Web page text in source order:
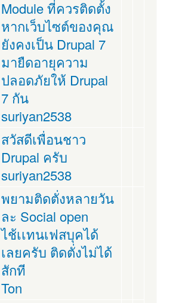
Module ที่ควรติดตั้ง
หากเว็บไซต์ของคุณ
ยังคงเป็น Drupal 7
มายืดอายุความ
ปลอดภัยให้ Drupal
7 กัน
suriyan2538
สวัสดีเพื่อนชาว
Drupal ครับ
suriyan2538
พยามติดตั่งหลายวัน
ละ Social open
ไช้เเทนเฟสบุคได้
เลยครับ ติดตั่งไม่ได้
สักที
Ton